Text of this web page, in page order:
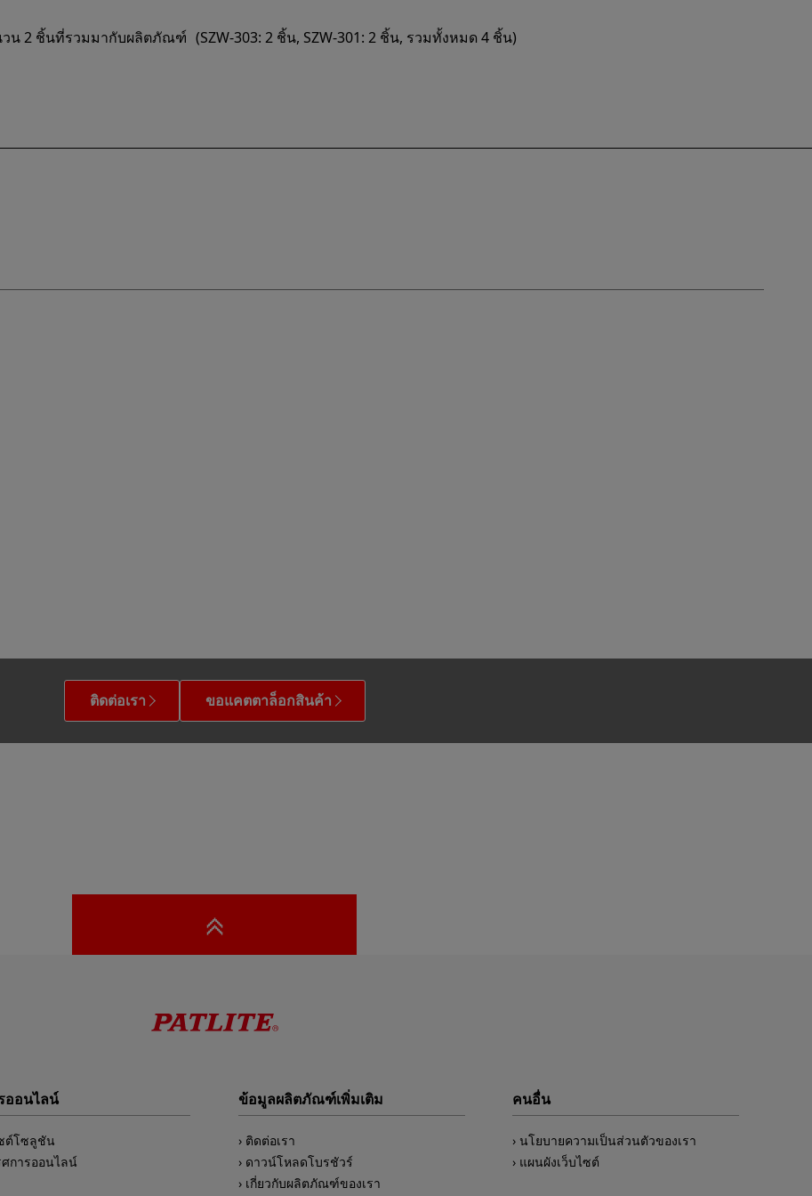
วน 2 ชิ้นที่รวมมากับผลิตภัณฑ์ (SZW-303: 2 ชิ้น, SZW-301: 2 ชิ้น, รวมทั้งหมด 4 ชิ้น)
ติดต่อเรา ขอแคตตาล็อกสินค้า
ออนไลน์
ต์โซลูชัน
การออนไลน์
ข้อมูลผลิตภัณฑ์เพิ่มเติม
ติดต่อเรา
ดาวน์โหลดโบรชัวร์
เกี่ยวกับผลิตภัณฑ์ของเรา
คนอื่น
นโยบายความเป็นส่วนตัวของเรา
แผนผังเว็บไซต์